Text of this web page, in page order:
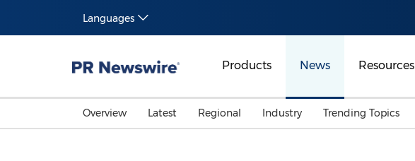
Languages
Products News Resources
Overview Latest Regional Industry Trending Topics